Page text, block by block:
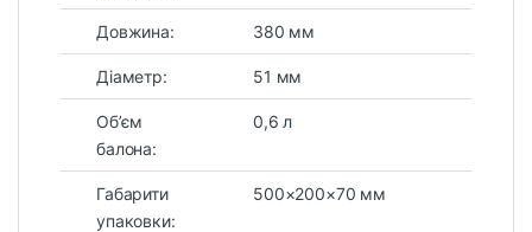
Довжина: 380 мм
Діаметр: 51 мм
Об’єм
балона:
0,6 л
Габарити
упаковки:
500×200×70 мм